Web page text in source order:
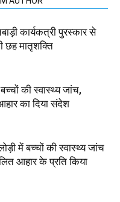
कार्यकत्री पुरस्कार से
छह मातृशक्ति
की स्वास्थ्य जांच,
का दिया संदेश
में बच्चों की स्वास्थ्य जांच
आहार के प्रति किया